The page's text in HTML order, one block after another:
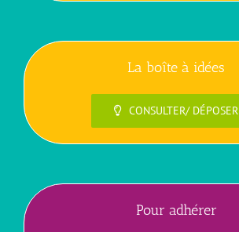
La boîte à idées
CONSULTER/ DÉPOSER
Pour adhérer